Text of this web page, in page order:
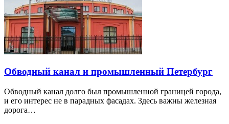
Обводный канал и промышленный Петербург
Обводный канал долго был промышленной границей города,
и его интерес не в парадных фасадах. Здесь важны железная
дорога…